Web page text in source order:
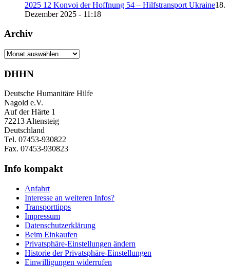
2025 12 Konvoi der Hoffnung 54 – Hilfstransport Ukraine18.
Dezember 2025 - 11:18
Archiv
Archiv
DHHN
Deutsche Humanitäre Hilfe
Nagold e.V.
Auf der Härte 1
72213 Altensteig
Deutschland
Tel. 07453-930822
Fax. 07453-930823
Info kompakt
Anfahrt
Interesse an weiteren Infos?
Transporttipps
Impressum
Datenschutzerklärung
Beim Einkaufen
Privatsphäre-Einstellungen ändern
Historie der Privatsphäre-Einstellungen
Einwilligungen widerrufen